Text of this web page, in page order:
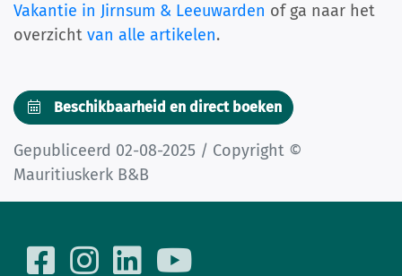
Vakantie in Jirnsum & Leeuwarden of ga naar het
overzicht van alle artikelen.
Beschikbaarheid en direct boeken
Gepubliceerd 02-08-2025 / Copyright ©
Mauritiuskerk B&B